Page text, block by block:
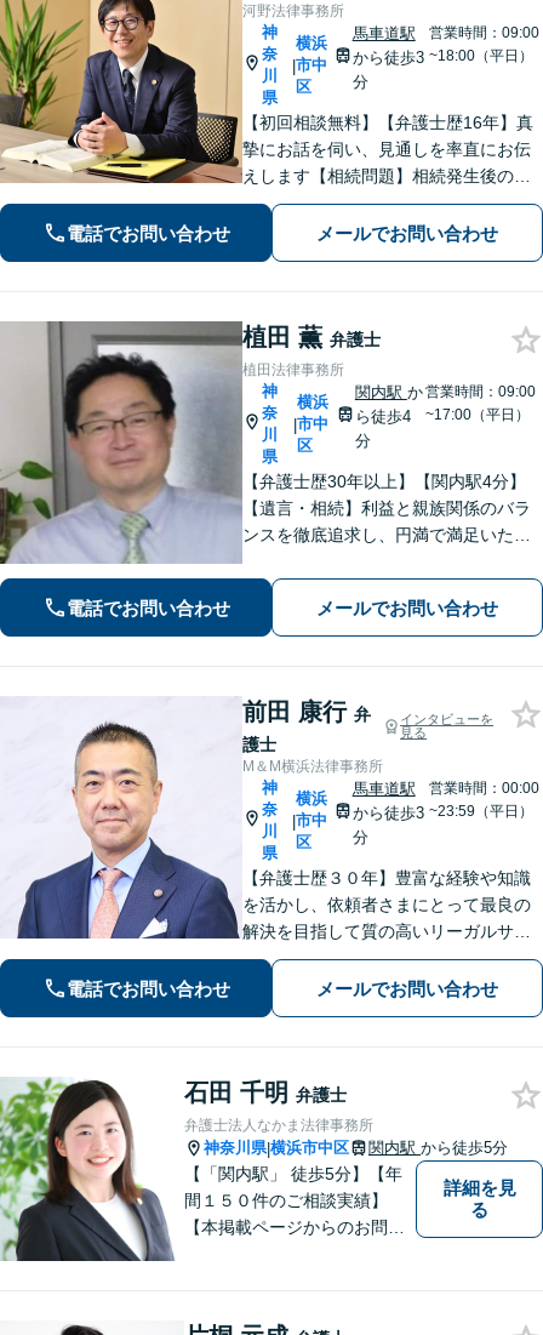
河野法律事務所
神
奈
川
県
|
横浜
市中
区
馬車道駅
から徒歩3
分
営業時間：09:00
~18:00（平日）
【初回相談無料】【弁護士歴16年】真
摯にお話を伺い、見通しを率直にお伝
えします【相続問題】相続発生後のト
ラブルだけでなく、会社経営者などの
生前対策にも対応【交通事故】保険会
社とのやりとりはすべてお任せくださ
電話でお問い合わせ メールでお問い合わせ
植田 薫 弁護士
植田法律事務所
神
奈
川
県
|
横浜
市中
区
関内駅 か
ら徒歩4
分
営業時間：09:00
~17:00（平日）
【弁護士歴30年以上】【関内駅4分】
【遺言・相続】利益と親族関係のバラ
ンスを徹底追求し、円満で満足いただ
自己破産や法人の破産もおまかせくだ
さい【法テラス利用可】【電話／メー
ル／ビデオ面談可】
電話でお問い合わせ メールでお問い合わせ
前田 康行 弁
護士
インタビューを
見る
M＆M横浜法律事務所
神
奈
川
県
|
横浜
市中
区
馬車道駅
から徒歩3
分
営業時間：00:00
~23:59（平日）
【弁護士歴３０年】豊富な経験や知識
を活かし、依頼者さまにとって最良の
解決を目指して質の高いリーガルサー
ビスの提供に努めます。ご相談は相続
問題／企業法務／労働トラブルを中心
に法人・個人問わず承ります【顧問先
電話でお問い合わせ メールでお問い合わせ
石田 千明 弁護士
弁護士法人なかま法律事務所
神奈川県|横浜市中区 関内駅 から徒歩5分
【「関内駅」 徒歩5分】【年
間１５０件のご相談実績】
【本掲載ページからのお問い
詳細を見
る